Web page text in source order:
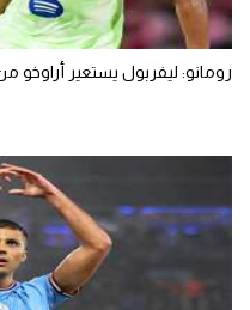
رومانو: ليفربول يستعير أراوخو